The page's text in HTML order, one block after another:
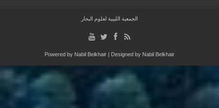
الجمعية الليبية لعلوم البحار
Powered by Nabil Belkhair | Designed by Nabil Belkhair